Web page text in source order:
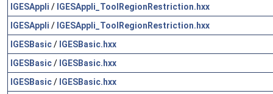
IGESAppli / IGESAppli_ToolRegionRestriction.hxx
IGESAppli / IGESAppli_ToolRegionRestriction.hxx
IGESBasic/ IGESBasic.hxx
IGESBasic/ IGESBasic.hxx
IGESBasic/ IGESBasic.hxx